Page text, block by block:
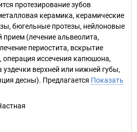
протезирование зубов
керамика, керамические
бюгельные протезы, нейлоновые
прием (лечение альвеолита,
периостита, вскрытие
операция иссечения капюшона,
уздечки верхней или нижней губы,
десны). Предлагается Показать